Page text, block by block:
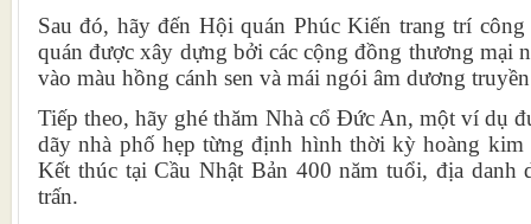
Sau đó, hãy đến Hội quán Phúc Kiến trang trí
quán được xây dựng bởi các cộng đồng thương mại
vào màu hồng cánh sen và mái ngói âm dương
Tiếp theo, hãy ghé thăm Nhà cổ Đức An, một ví dụ
dãy nhà phố hẹp từng định hình thời kỳ hoàng
Kết thúc tại Cầu Nhật Bản 400 năm tuổi, địa danh
trấn.